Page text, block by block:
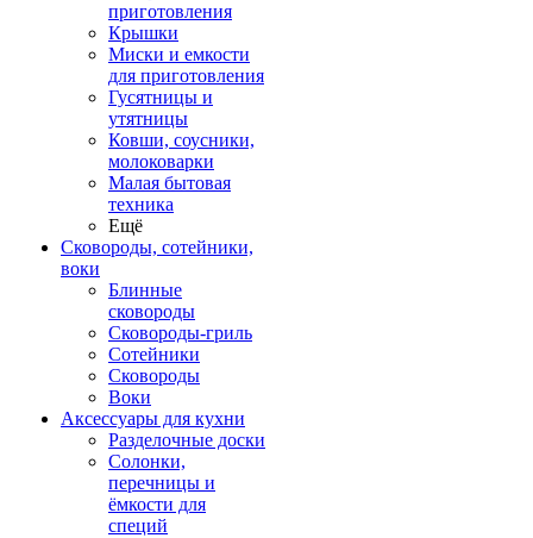
приготовления
Крышки
Миски и емкости
для приготовления
Гусятницы и
утятницы
Ковши, соусники,
молоковарки
Малая бытовая
техника
Ещё
Сковороды, сотейники,
воки
Блинные
сковороды
Сковороды-гриль
Сотейники
Сковороды
Воки
Аксессуары для кухни
Разделочные доски
Солонки,
перечницы и
ёмкости для
специй